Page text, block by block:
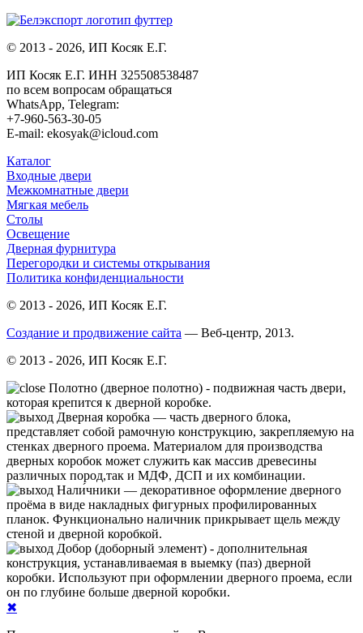
© 2013 - 2026, ИП Косяк Е.Г.
ИП Косяк Е.Г. ИНН 325508538487
по всем вопросам обращаться
WhatsApp, Telegram:
+7-960-563-30-05
E-mail: ekosyak@icloud.com
Каталог
Входные двери
Межкомнатные двери
Мягкая мебель
Столы
Освещение
Дверная фурнитура
Перегородки и системы открывания
Политика конфиденциальности
© 2013 - 2026, ИП Косяк Е.Г.
Создание и продвижение сайта — Веб-центр, 2013.
© 2013 - 2026, ИП Косяк Е.Г.
Полотно (дверное полотно) - подвижная часть двери,
которая крепится к дверной коробке.
Дверная коробка — часть дверного блока,
представляет собой рамочную конструкцию, закрепляемую на
стенках дверного проема. Материалом для производства
дверных коробок может служить как массив древесины
различных пород,так и МДФ, ДСП и их комбинации.
Нали́чники — декоративное оформление дверного
проёма в виде накладных фигурных профилированных
планок. Функционально наличник прикрывает щель между
стеной и дверной коробкой.
Добор (доборный элемент) - дополнительная
конструкция, устанавливаемая в выемку (паз) дверной
коробки. Используют при оформлении дверного проема, если
он по глубине больше дверной коробки.
✖